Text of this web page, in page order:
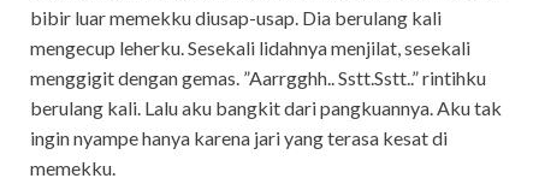
bibir luar memekku diusap-usap. Dia berulang kali
mengecup leherku. Sesekali lidahnya menjilat, sesekali
menggigit dengan gemas. ”Aarrgghh.. Sstt.Sstt..” rintihku
berulang kali. Lalu aku bangkit dari pangkuannya. Aku tak
ingin nyampe hanya karena jari yang terasa kesat di
memekku.